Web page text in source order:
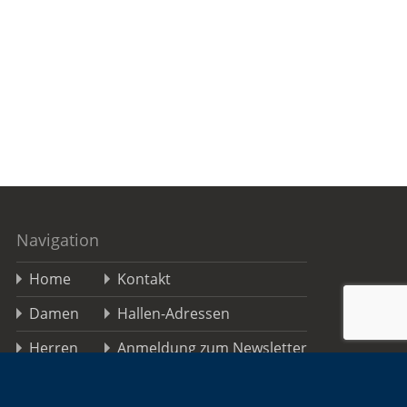
Navigation
Home
Damen
Herren
Kontakt
Hallen-Adressen
Anmeldung zum Newsletter